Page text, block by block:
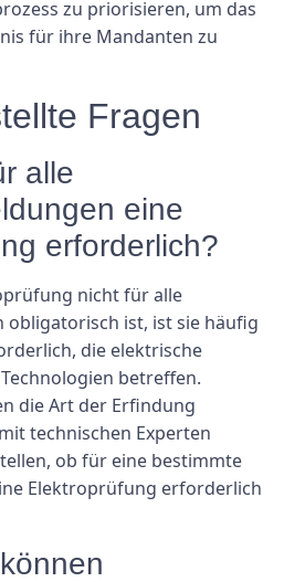
zu priorisieren, um das
für ihre Mandanten zu
Fragen
alle
eine
erforderlich?
nicht für alle
obligatorisch ist, ist sie häufig
die elektrische
betreffen.
die Art der Erfindung
technischen Experten
ob für eine bestimmte
Elektroprüfung erforderlich